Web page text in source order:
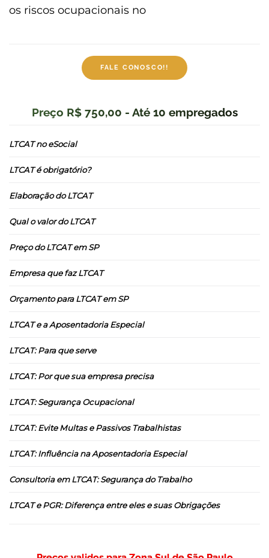
os riscos ocupacionais no
FALE CONOSCO!!
Preço R$ 750,00 - Até 10 empregados
LTCAT no eSocial
LTCAT é obrigatório?
Elaboração do LTCAT
Qual o valor do LTCAT
Preço do LTCAT em SP
Empresa que faz LTCAT
Orçamento para LTCAT em SP
LTCAT e a Aposentadoria Especial
LTCAT: Para que serve
LTCAT: Por que sua empresa precisa
LTCAT: Segurança Ocupacional
LTCAT: Evite Multas e Passivos Trabalhistas
LTCAT: Influência na Aposentadoria Especial
Consultoria em LTCAT: Segurança do Trabalho
LTCAT e PGR: Diferença entre eles e suas Obrigações